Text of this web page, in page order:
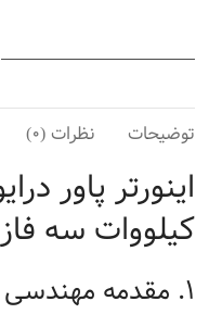
توضیحات نظرات (0)
کیلووات سه فاز
1. مقدمه مهندسی